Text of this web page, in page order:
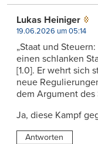
Lukas Heiniger
19.06.2026 um 05:14
„Staat und
einen schlanken
[1.0]. Er wehrt sich
neue
dem Argument des
Ja, diese Kampf
Antworten